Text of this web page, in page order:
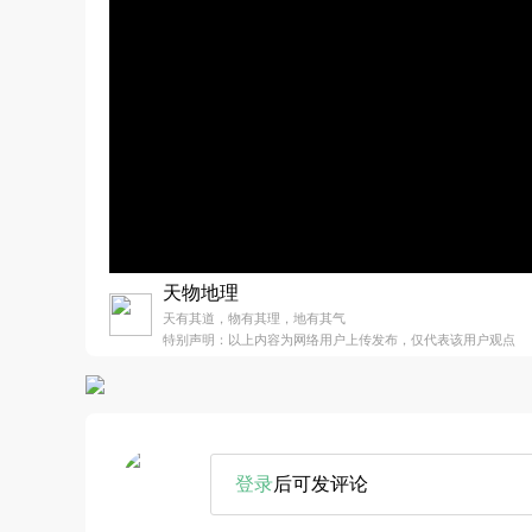
天物地理
天有其道，物有其理，地有其气
特别声明：以上内容为网络用户上传发布，仅代表该用户观点
登录后可发评论